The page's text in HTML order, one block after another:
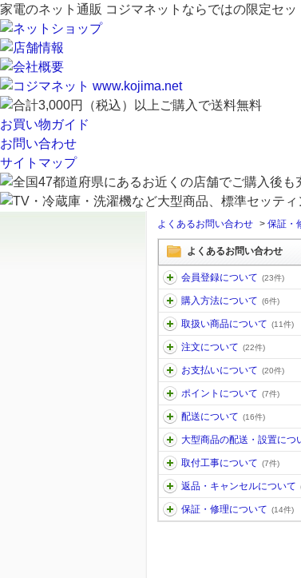
家電のネット通販 コジマネットならではの限定セ
お買い物ガイド
お問い合わせ
サイトマップ
よくあるお問い合わせ > 保証・
よくあるお問い合わせ
会員登録について (23件)
購入方法について (6件)
取扱い商品について (11件)
注文について (22件)
お支払いについて (20件)
ポイントについて (7件)
配送について (16件)
大型商品の配送・設置につ
取付工事について (7件)
返品・キャンセルについて
保証・修理について (14件)